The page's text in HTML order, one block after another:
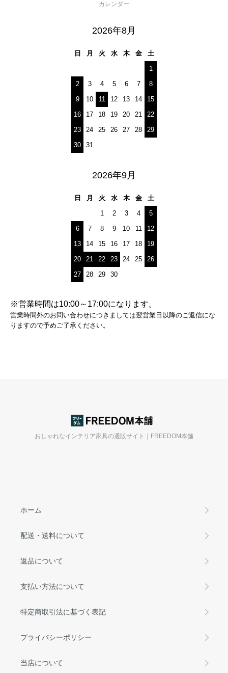
カレンダー
2026年8月
日 月 火 水 木 金
土
1
2
3 4 5 6 7
8
9
10 11 12 13 14
15
16
17 18 19 20 21
22
23
24 25 26 27 28
29
30
31
2026年9月
日 月 火 水 木 金
土
1
2 3 4
5
6
7 8 9 10 11
12
13
14 15 16 17 18
19
20
21 22 23 24 25
26
27
28 29 30
※営業時間は10:00～17:00になります。
営業時間外のお問い合わせにつきましては翌営業日以降のご返信にな
りますので予めご了承ください。
おしゃれなインテリア家具の通販サイト｜FREEDOM本舗
ホーム
配送・送料について
返品について
支払い方法について
特定商取引法に基づく表記
プライバシーポリシー
当店について